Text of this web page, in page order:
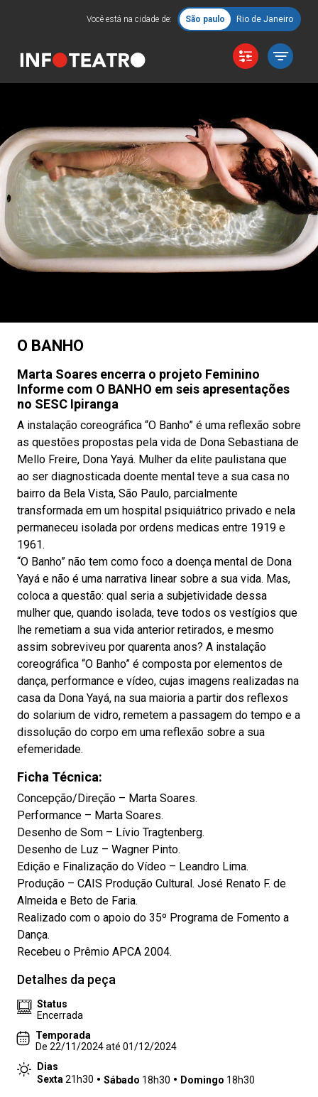
Você está na cidade de: São paulo Rio de Janeiro
O BANHO
Marta Soares encerra o projeto Feminino
Informe com O BANHO em seis apresentações
no SESC Ipiranga
A instalação coreográfica “O Banho” é uma reflexão sobre
as questões propostas pela vida de Dona Sebastiana de
Mello Freire, Dona Yayá. Mulher da elite paulistana que
ao ser diagnosticada doente mental teve a sua casa no
bairro da Bela Vista, São Paulo, parcialmente
transformada em um hospital psiquiátrico privado e nela
permaneceu isolada por ordens medicas entre 1919 e
1961.
“O Banho” não tem como foco a doença mental de Dona
Yayá e não é uma narrativa linear sobre a sua vida. Mas,
coloca a questão: qual seria a subjetividade dessa
mulher que, quando isolada, teve todos os vestígios que
lhe remetiam a sua vida anterior retirados, e mesmo
assim sobreviveu por quarenta anos? A instalação
coreográfica “O Banho” é composta por elementos de
dança, performance e vídeo, cujas imagens realizadas na
casa da Dona Yayá, na sua maioria a partir dos reflexos
do solarium de vidro, remetem a passagem do tempo e a
dissolução do corpo em uma reflexão sobre a sua
efemeridade.
Ficha Técnica:
Concepção/Direção – Marta Soares.
Performance – Marta Soares.
Desenho de Som – Lívio Tragtenberg.
Desenho de Luz – Wagner Pinto.
Edição e Finalização do Vídeo – Leandro Lima.
Produção – CAIS Produção Cultural. José Renato F. de
Almeida e Beto de Faria.
Realizado com o apoio do 35º Programa de Fomento a
Dança.
Recebeu o Prêmio APCA 2004.
Detalhes da peça
Status
Encerrada
Temporada
De 22/11/2024 até 01/12/2024
Dias
Sexta 21h30 Sábado 18h30 Domingo 18h30